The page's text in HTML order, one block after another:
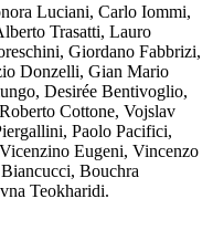
Luciani, Carlo Iommi,
Trasatti, Lauro
Giordano Fabbrizi,
Donzelli, Gian Mario
Desirée Bentivoglio,
Cottone, Vojslav
Paolo Pacifici,
Eugeni, Vincenzo
Bouchra
Teokharidi.